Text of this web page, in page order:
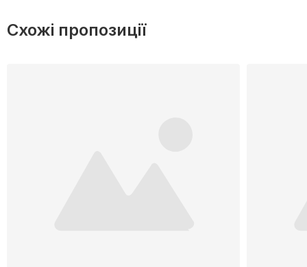
Схожі пропозиції